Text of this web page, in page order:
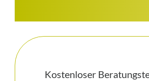
Kostenloser